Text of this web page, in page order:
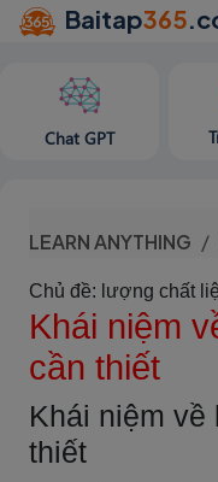
Baitap365
Chat GPT
LEARN ANYTHING
Chủ đề: lượng chất
Khái niệm
cần thiết
Khái niệm
thiết